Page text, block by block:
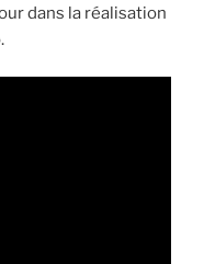
dans la réalisation